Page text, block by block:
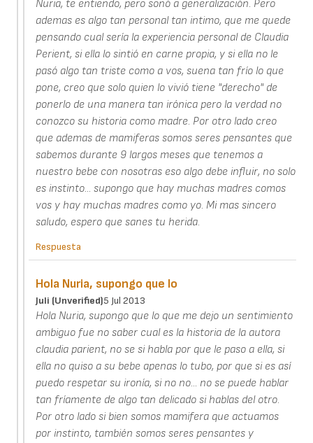
Nuria, te entiendo, pero sonó a generalización. Pero
ademas es algo tan personal tan intimo, que me quede
pensando cual sería la experiencia personal de Claudia
Perient, si ella lo sintió en carne propia, y si ella no le
pasó algo tan triste como a vos, suena tan frío lo que
pone, creo que solo quien lo vivió tiene "derecho" de
ponerlo de una manera tan irónica pero la verdad no
conozco su historia como madre. Por otro lado creo
que ademas de mamiferas somos seres pensantes que
sabemos durante 9 largos meses que tenemos a
nuestro bebe con nosotras eso algo debe influir, no solo
es instinto... supongo que hay muchas madres comos
vos y hay muchas madres como yo. Mi mas sincero
saludo, espero que sanes tu herida.
Respuesta
Hola Nuria, supongo que lo
Juli (unverified)5 Jul 2013
Hola Nuria, supongo que lo que me dejo un sentimiento
ambiguo fue no saber cual es la historia de la autora
claudia parient, no se si habla por que le paso a ella, si
ella no quiso a su bebe apenas lo tubo, por que si es así
puedo respetar su ironía, si no no... no se puede hablar
tan fríamente de algo tan delicado si hablas del otro.
Por otro lado si bien somos mamifera que actuamos
por instinto, también somos seres pensantes y